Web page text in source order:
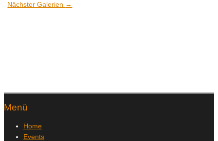
Nächster Galerien →
Menü
Home
Events